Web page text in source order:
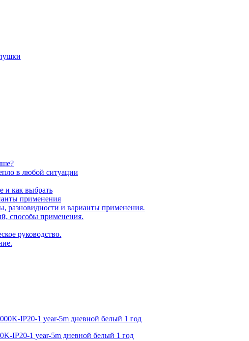
в любой ситуации
и как выбрать
применения
разновидности и варианты применения.
способы применения.
руководство.
IP20-1 year-5m дневной белый 1 год